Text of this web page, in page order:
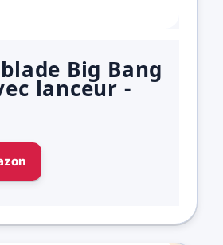
Big Bang
lanceur -